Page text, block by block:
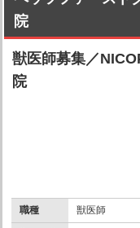
院
獣医師募集／
院
職種 獣医師